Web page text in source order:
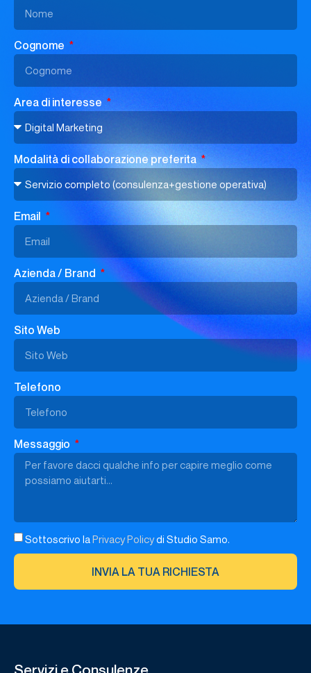
Cognome
Area di interesse
Modalità di collaborazione preferita
Email
Azienda / Brand
Sito Web
Telefono
Messaggio
Sottoscrivo laPrivacy Policydi Studio Samo.
INVIA LA TUA RICHIESTA